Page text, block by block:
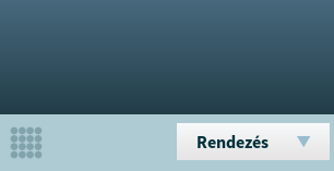
Rendezés